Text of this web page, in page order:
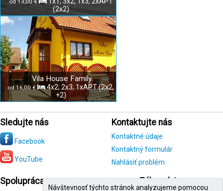
od 13,00 €
(2x2)
Vila House Family
od 16,00 €
4x2; 2x3; 1xAPT (2x2,
+2)
Sledujte nás
Facebook
YouTube
Kontaktujte nás
Kontaktné údaje
Kontaktný formulár
Nahlásiť problém
Spolupráca Zákazníci
Návštevnosť týchto stránok analyzujeme pomocou